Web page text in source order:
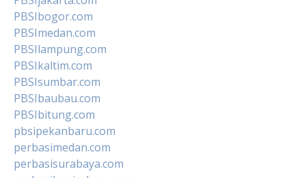
PBSIbogor.com
PBSImedan.com
PBSIlampung.com
PBSIkaltim.com
PBSIsumbar.com
PBSIbaubau.com
PBSIbitung.com
pbsipekanbaru.com
perbasimedan.com
perbasisurabaya.com